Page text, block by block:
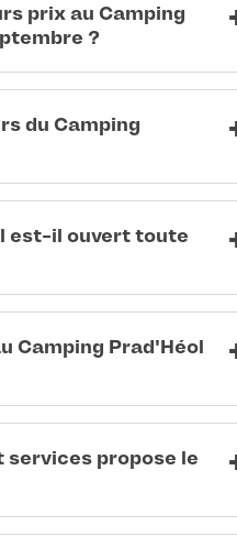
prix au Camping
?
du Camping
est-il ouvert toute
Camping Prad'Héol
services propose le